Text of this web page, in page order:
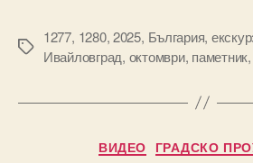
Tags
1277, 1280,2025, България,
Ивайловград, октомври, паметник,
ВИДЕО ГРАДСКО